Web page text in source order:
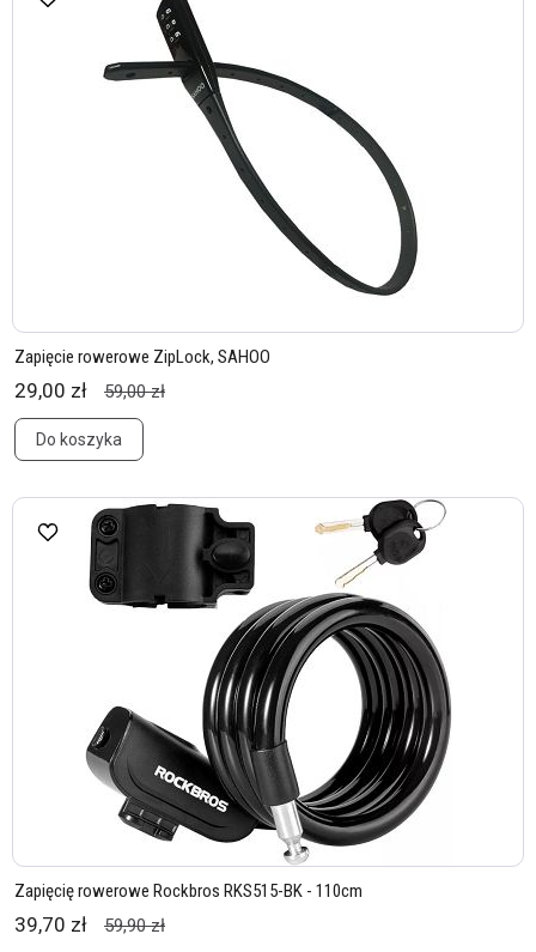
Zapięcie rowerowe ZipLock, SAHOO
29,00 zł 59,00 zł
Do koszyka
Zapięcię rowerowe Rockbros RKS515-BK - 110cm
39,70 zł 59,90 zł